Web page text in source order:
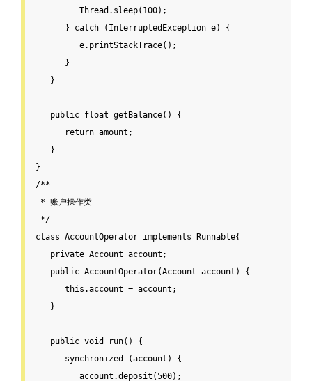
         Thread.sleep(
100);
      }
catch (InterruptedException e) {
public float getBalance() {
return amount;
/**
*/
class AccountOperator implements Runnable{
private Account account;
public AccountOperator(Account account) {
this .account = account;
public void run() {
synchronized
(account) {
         account.deposit(
500);